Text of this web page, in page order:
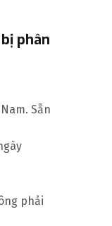
phân
Sẵn
phải